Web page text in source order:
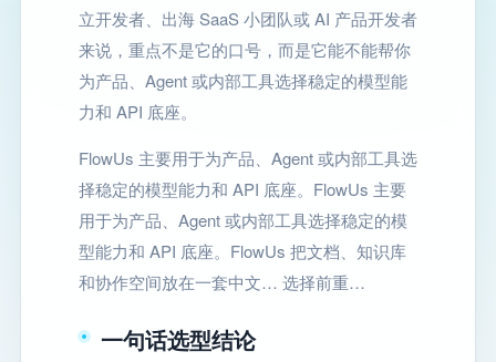
立开发者、出海 SaaS 小团队或 AI 产品开发者
来说，重点不是它的口号，而是它能不能帮你
为产品、Agent 或内部工具选择稳定的模型能
力和 API 底座。
FlowUs 主要用于为产品、Agent 或内部工具选
择稳定的模型能力和 API 底座。FlowUs 主要
用于为产品、Agent 或内部工具选择稳定的模
型能力和 API 底座。FlowUs 把文档、知识库
和协作空间放在一套中文… 选择前重…
一句话选型结论